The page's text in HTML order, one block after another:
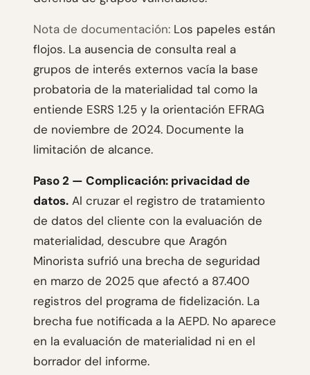
Nota de documentación: Los papeles están
flojos. La ausencia de consulta real a
grupos de interés externos vacía la base
probatoria de la materialidad tal como la
entiende ESRS 1.25 y la orientación EFRAG
de noviembre de 2024. Documente la
limitación de alcance.
Paso 2 — Complicación: privacidad de
datos. Al cruzar el registro de tratamiento
de datos del cliente con la evaluación de
materialidad, descubre que Aragón
Minorista sufrió una brecha de seguridad
en marzo de 2025 que afectó a 87.400
registros del programa de fidelización. La
brecha fue notificada a la AEPD. No aparece
en la evaluación de materialidad ni en el
borrador del informe.